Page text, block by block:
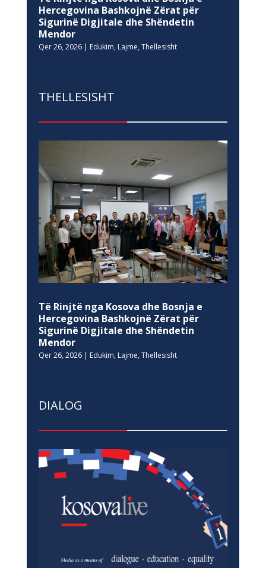
Hercegovina Bashkojnë Zërat për
Sigurinë Digjitale dhe Shëndetin
Mendor
Qer 26, 2026| Edukim, Lajme, Thellesisht
THELLESISHT
Të Rinjtë nga Kosova dhe Bosnja e
Hercegovina Bashkojnë Zërat për
Sigurinë Digjitale dhe Shëndetin
Mendor
Qer 26, 2026| Edukim, Lajme, Thellesisht
DIALOG